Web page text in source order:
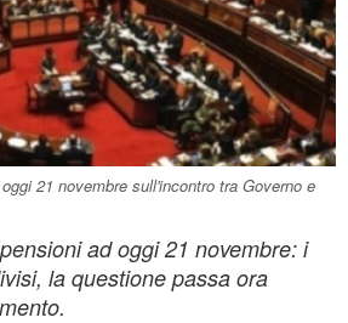
21 novembre sull'incontro tra Governo e
ad oggi 21 novembre: i
la questione passa ora